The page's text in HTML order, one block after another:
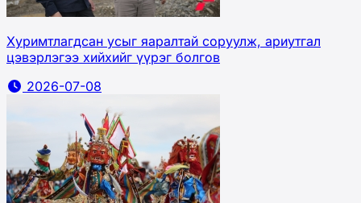
Хуримтлагдсан усыг яаралтай соруулж, ариутгал
цэвэрлэгээ хийхийг үүрэг болгов
2026-07-08